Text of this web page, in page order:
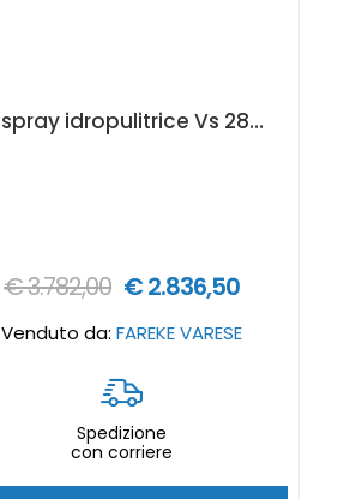
Valspray idropulitrice Vs 2800 alimentazione a benzina acqua fredda
€ 3.782,00 € 2.836,50
Venduto da:FAREKE VARESE
Spedizione
con corriere